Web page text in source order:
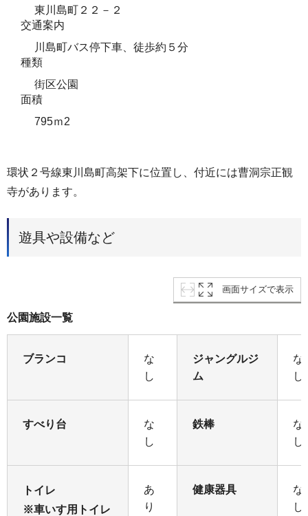
東川島町２２－２
交通案内
川島町バス停下車、徒歩約５分
種類
街区公園
面積
795ｍ2
環状２号線東川島町高架下に位置し、付近には曹洞宗正観
寺があります。
遊具や設備など
画面サイズで表示
公園施設一覧
ブランコ
な
し
ジャングルジ
ム
な
し
すべり台
な
し
鉄棒
な
し
トイレ
※車いす用トイレ
あ
り
健康器具
な
し